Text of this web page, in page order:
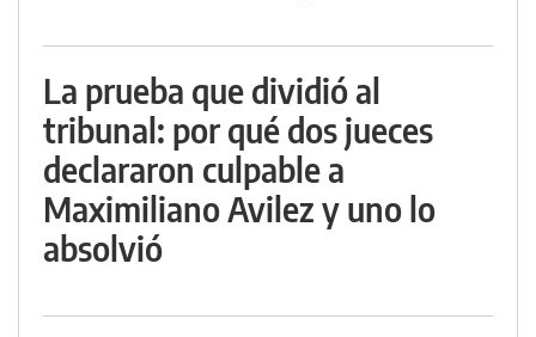
La prueba que dividió al
tribunal: por qué dos jueces
declararon culpable a
Maximiliano Avilez y uno lo
absolvió